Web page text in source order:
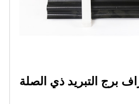
برج التبريد ذي الصلة